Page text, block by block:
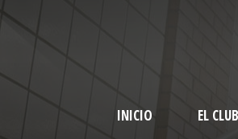
INICIO EL CLUB